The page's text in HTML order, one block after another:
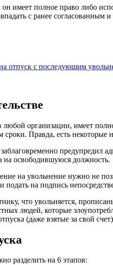
имеет полное право либо
с ранее
отпуск с последующим
организации, имеет
Правда, есть
предупредил
на освободившуюся должность.
на увольнение нужно не
подать на подпись
что увольняется,
людей, которые
(даже взятые за свой
разделить на 6 этапов: